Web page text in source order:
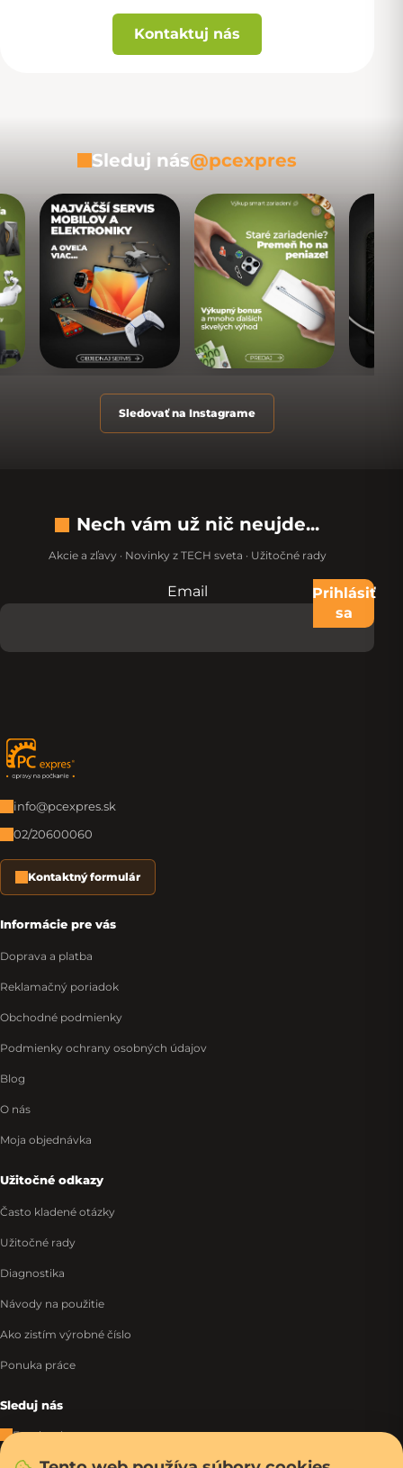
Kontaktuj nás
Sleduj nás@pcexpres
Sledovať na Instagrame
Nech vám už nič neujde...
Akcie a zľavy · Novinky z TECH sveta · Užitočné rady
Nevypĺňajte toto pole:
Email
Prihlásiť
sa
Zápätie
info@pcexpres.sk
02/20600060
Kontaktný formulár
Informácie pre vás
Doprava a platba
Reklamačný poriadok
Obchodné podmienky
Podmienky ochrany osobných údajov
Blog
O nás
Moja objednávka
Užitočné odkazy
Často kladené otázky
Užitočné rady
Diagnostika
Návody na použitie
Ako zistím výrobné číslo
Ponuka práce
Sleduj nás
Facebook